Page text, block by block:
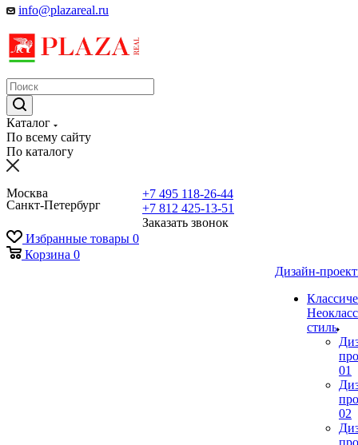
info@plazareal.ru
Каталог
По всему сайту
По каталогу
Москва
Санкт-Петербург
+7 495 118-26-44
+7 812 425-13-51
Заказать звонок
Избранные товары 0
Корзина 0
Дизайн-
стиль
01
02